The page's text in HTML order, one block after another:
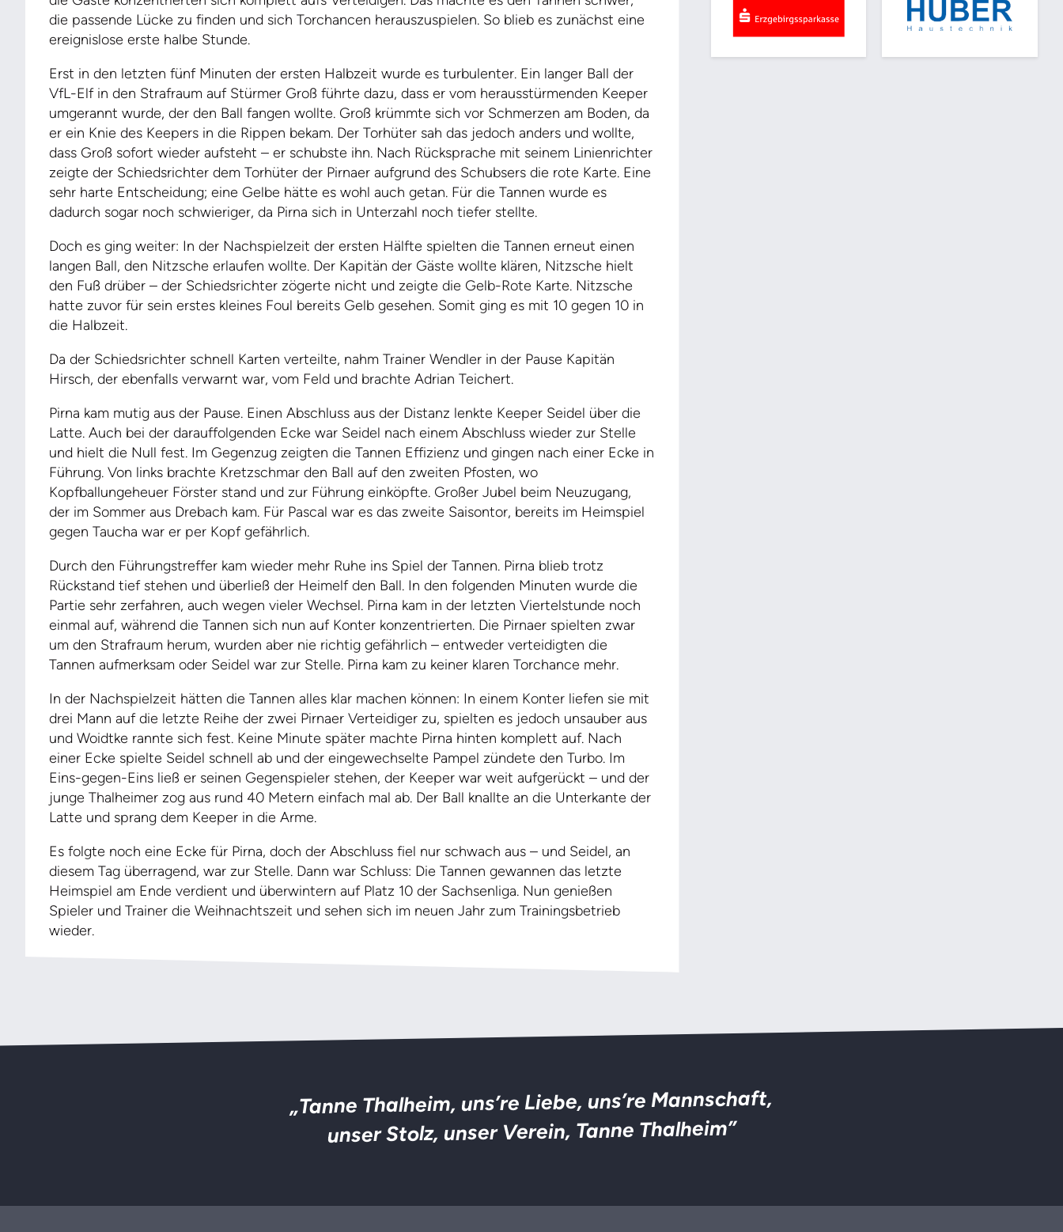
die passende Lücke zu finden und sich Torchancen herauszuspielen. So blieb es zunächst eine
ereignislose erste halbe Stunde.
Erst in den letzten fünf Minuten der ersten Halbzeit wurde es turbulenter. Ein langer Ball der
VfL-Elf in den Strafraum auf Stürmer Groß führte dazu, dass er vom herausstürmenden Keeper
umgerannt wurde, der den Ball fangen wollte. Groß krümmte sich vor Schmerzen am Boden, da
er ein Knie des Keepers in die Rippen bekam. Der Torhüter sah das jedoch anders und wollte,
dass Groß sofort wieder aufsteht – er schubste ihn. Nach Rücksprache mit seinem Linienrichter
zeigte der Schiedsrichter dem Torhüter der Pirnaer aufgrund des Schubsers die rote Karte. Eine
sehr harte Entscheidung; eine Gelbe hätte es wohl auch getan. Für die Tannen wurde es
dadurch sogar noch schwieriger, da Pirna sich in Unterzahl noch tiefer stellte.
Doch es ging weiter: In der Nachspielzeit der ersten Hälfte spielten die Tannen erneut einen
langen Ball, den Nitzsche erlaufen wollte. Der Kapitän der Gäste wollte klären, Nitzsche hielt
den Fuß drüber – der Schiedsrichter zögerte nicht und zeigte die Gelb-Rote Karte. Nitzsche
hatte zuvor für sein erstes kleines Foul bereits Gelb gesehen. Somit ging es mit 10 gegen 10 in
die Halbzeit.
Da der Schiedsrichter schnell Karten verteilte, nahm Trainer Wendler in der Pause Kapitän
Hirsch, der ebenfalls verwarnt war, vom Feld und brachte Adrian Teichert.
Pirna kam mutig aus der Pause. Einen Abschluss aus der Distanz lenkte Keeper Seidel über die
Latte. Auch bei der darauffolgenden Ecke war Seidel nach einem Abschluss wieder zur Stelle
und hielt die Null fest. Im Gegenzug zeigten die Tannen Effizienz und gingen nach einer Ecke in
Führung. Von links brachte Kretzschmar den Ball auf den zweiten Pfosten, wo
Kopfballungeheuer Förster stand und zur Führung einköpfte. Großer Jubel beim Neuzugang,
der im Sommer aus Drebach kam. Für Pascal war es das zweite Saisontor, bereits im Heimspiel
gegen Taucha war er per Kopf gefährlich.
Durch den Führungstreffer kam wieder mehr Ruhe ins Spiel der Tannen. Pirna blieb trotz
Rückstand tief stehen und überließ der Heimelf den Ball. In den folgenden Minuten wurde die
Partie sehr zerfahren, auch wegen vieler Wechsel. Pirna kam in der letzten Viertelstunde noch
einmal auf, während die Tannen sich nun auf Konter konzentrierten. Die Pirnaer spielten zwar
um den Strafraum herum, wurden aber nie richtig gefährlich – entweder verteidigten die
Tannen aufmerksam oder Seidel war zur Stelle. Pirna kam zu keiner klaren Torchance mehr.
In der Nachspielzeit hätten die Tannen alles klar machen können: In einem Konter liefen sie mit
drei Mann auf die letzte Reihe der zwei Pirnaer Verteidiger zu, spielten es jedoch unsauber aus
und Woidtke rannte sich fest. Keine Minute später machte Pirna hinten komplett auf. Nach
einer Ecke spielte Seidel schnell ab und der eingewechselte Pampel zündete den Turbo. Im
Eins-gegen-Eins ließ er seinen Gegenspieler stehen, der Keeper war weit aufgerückt – und der
junge Thalheimer zog aus rund 40 Metern einfach mal ab. Der Ball knallte an die Unterkante der
Latte und sprang dem Keeper in die Arme.
Es folgte noch eine Ecke für Pirna, doch der Abschluss fiel nur schwach aus – und Seidel, an
diesem Tag überragend, war zur Stelle. Dann war Schluss: Die Tannen gewannen das letzte
Heimspiel am Ende verdient und überwintern auf Platz 10 der Sachsenliga. Nun genießen
Spieler und Trainer die Weihnachtszeit und sehen sich im neuen Jahr zum Trainingsbetrieb
wieder.
„Tanne Thalheim, uns’re Liebe, uns’re Mannschaft,
unser Stolz, unser Verein, Tanne Thalheim”